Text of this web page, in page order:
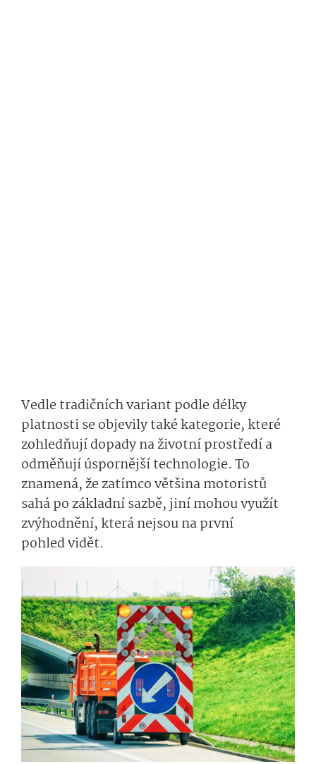
Vedle tradičních variant podle délky
platnosti se objevily také kategorie, které
zohledňují dopady na životní prostředí a
odměňují úspornější technologie. To
znamená, že zatímco většina motoristů
sahá po základní sazbě, jiní mohou využít
zvýhodnění, která nejsou na první
pohled vidět.